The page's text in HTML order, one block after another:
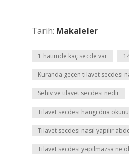
Tarih: Makaleler
1 hatimde kaç secde var
Kuranda geçen tilavet secdesi
Sehiv ve tilavet secdesi nedir
Tilavet secdesi hangi dua
Tilavet secdesi nasıl yapılır
Tilavet secdesi yapılmazsa ne